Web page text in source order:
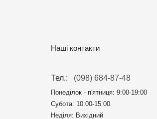
Наші контакти
Тел.: (098) 684-87-48
Понеділок - п'ятниця: 9:00-19:00
Субота: 10:00-15:00
Неділя: Вихідний